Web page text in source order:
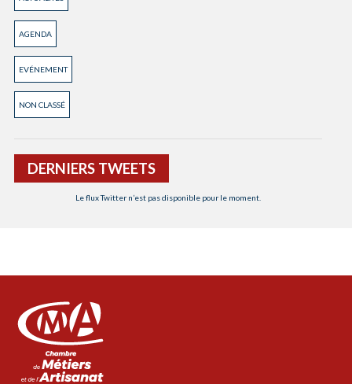
AGENDA
EVÉNEMENT
NON CLASSÉ
DERNIERS TWEETS
Le flux Twitter n’est pas disponible pour le moment.